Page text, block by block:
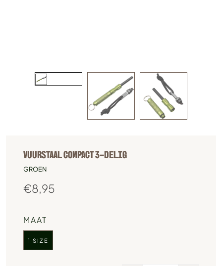
VUURSTAAL COMPACT 3-DELIG
GROEN
€8,95
MAAT
1 SIZE